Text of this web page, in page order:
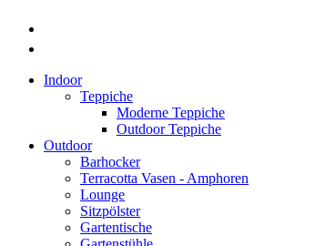
Indoor
Teppiche
Moderne Teppiche
Outdoor Teppiche
Outdoor
Barhocker
Terracotta Vasen - Amphoren
Lounge
Sitzpölster
Gartentische